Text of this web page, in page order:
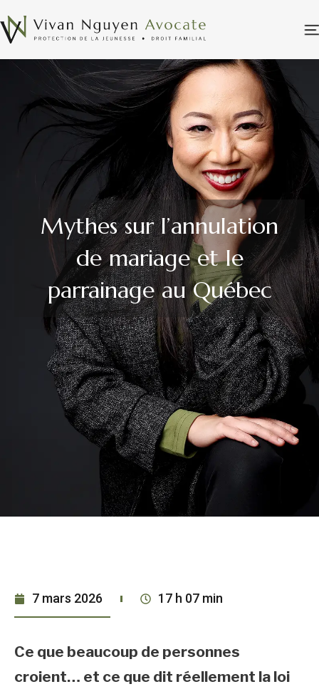
Mythes sur l’annulation
de mariage et le
parrainage au Québec
7 mars 2026 17 h 07 min
Ce que beaucoup de personnes
croient… et ce que dit réellement la loi